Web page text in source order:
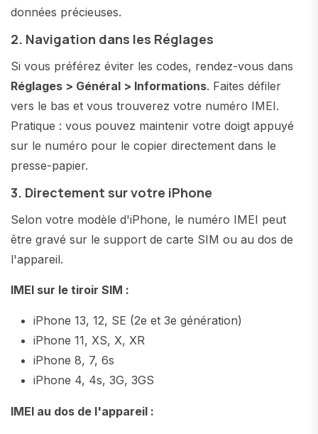
données précieuses.
2. Navigation dans les Réglages
Si vous préférez éviter les codes, rendez-vous dans
Réglages > Général > Informations. Faites défiler
vers le bas et vous trouverez votre numéro IMEI.
Pratique : vous pouvez maintenir votre doigt appuyé
sur le numéro pour le copier directement dans le
presse-papier.
3. Directement sur votre iPhone
Selon votre modèle d'iPhone, le numéro IMEI peut
être gravé sur le support de carte SIM ou au dos de
l'appareil.
IMEI sur le tiroir SIM :
iPhone 13, 12, SE (2e et 3e génération)
iPhone 11, XS, X, XR
iPhone 8, 7, 6s
iPhone 4, 4s, 3G, 3GS
IMEI au dos de l'appareil :